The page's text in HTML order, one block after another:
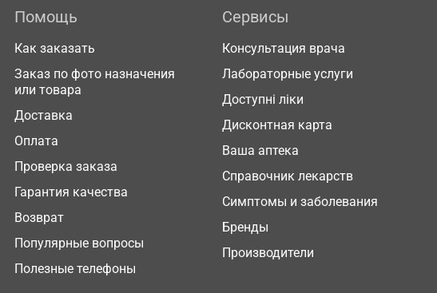
Помощь
Как заказать
Заказ по фото назначения
или товара
Доставка
Оплата
Проверка заказа
Гарантия качества
Возврат
Популярные вопросы
Полезные телефоны
Сервисы
Консультация врача
Лабораторные услуги
Доступні ліки
Дисконтная карта
Ваша аптека
Справочник лекарств
Симптомы и заболевания
Бренды
Производители